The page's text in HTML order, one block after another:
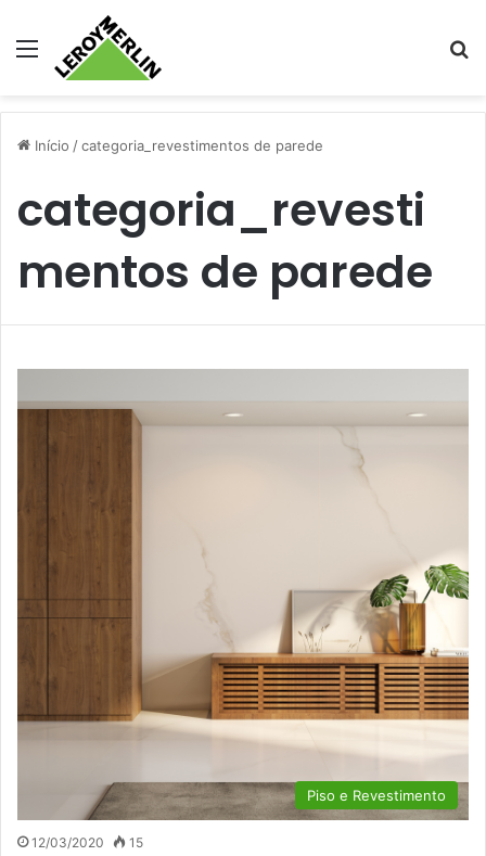
Menu
Início /categoria_revestimentos de parede
categoria_revesti
mentos de parede
Piso e Revestimento
12/03/2020 15